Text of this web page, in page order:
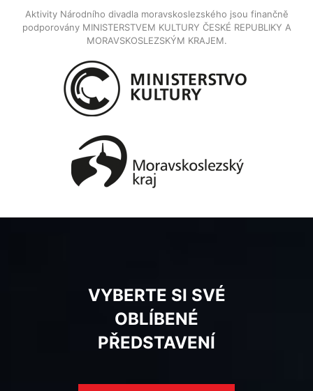
Aktivity Národního divadla moravskoslezského jsou finančně
podporovány MINISTERSTVEM KULTURY ČESKÉ REPUBLIKY A
MORAVSKOSLEZSKÝM KRAJEM.
VYBERTE SI SVÉ
OBLÍBENÉ
PŘEDSTAVENÍ